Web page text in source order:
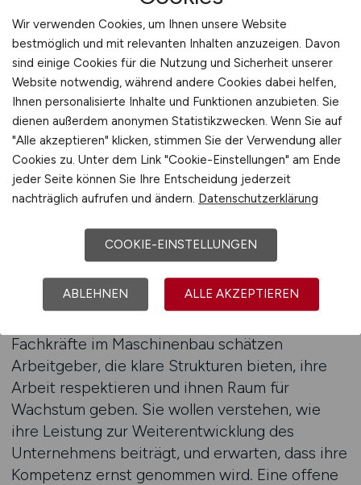
Mitarbeitergewinnung nicht mit der
erfolgreichen Einstellung. Nachhaltige
Personalstrategien beginnen dort, wo andere
aufhören – bei der Bindung und Entwicklung
von Fachkräften. Unternehmen, die langfristig
erfolgreich sein wollen, verstehen
Mitarbeiterbindung als Teil ihrer
Recruitingstrategie. Denn jeder gewonnene
Ingenieur, jeder erfahrene Techniker und jede
dessen Erhalt strategische Aufmerksamkeit
Nachhaltige Mitarbeiterbindung basiert auf
Fachkräfte im Maschinenbau schätzen
Arbeitgeber, die klare Strukturen bieten, ihre
Arbeit respektieren und ihnen Raum für
Wachstum geben. Sie wollen verstehen, wie
ihre Leistung zur Weiterentwicklung des
Unternehmens beiträgt, und erwarten, dass ihre
Kompetenz ernst genommen wird. Eine offene
Wir verwenden Cookies, um Ihnen unsere Website
bestmöglich und mit relevanten Inhalten anzuzeigen. Davon
sind einige Cookies für die Nutzung und Sicherheit unserer
Website notwendig, während andere Cookies dabei helfen,
Ihnen personalisierte Inhalte und Funktionen anzubieten. Sie
dienen außerdem anonymen Statistikzwecken. Wenn Sie auf
"Alle akzeptieren" klicken, stimmen Sie der Verwendung aller
Cookies zu. Unter dem Link "Cookie-Einstellungen" am Ende
jeder Seite können Sie Ihre Entscheidung jederzeit
nachträglich aufrufen und ändern. Datenschutzerklärung
COOKIE-EINSTELLUNGEN
ABLEHNEN ALLE AKZEPTIEREN